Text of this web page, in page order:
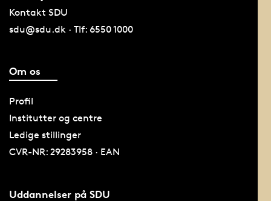
Kontakt SDU
sdu@sdu.dk · Tlf: 6550 1000
Om os
Profil
Institutter og centre
Ledige stillinger
CVR-NR: 29283958 · EAN
Uddannelser på SDU